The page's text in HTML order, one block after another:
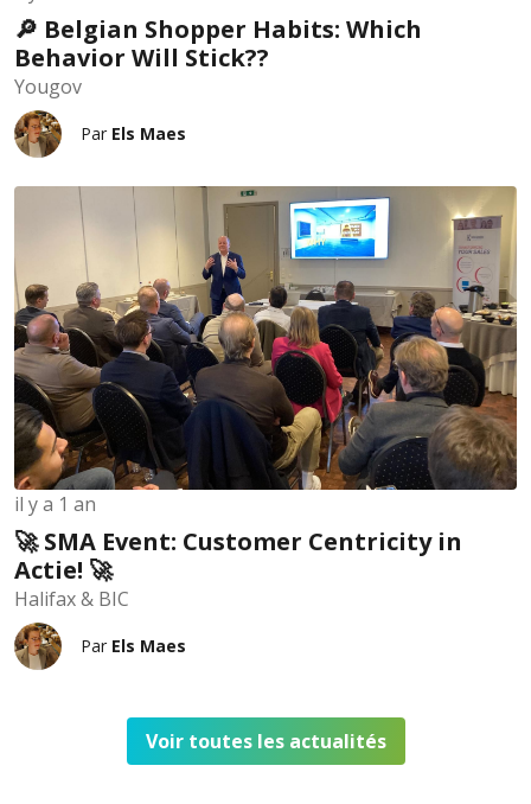
🔎 Belgian Shopper Habits: Which
Behavior Will Stick??
Yougov
Par Els Maes
il y a 1 an
🚀 SMA Event: Customer Centricity in
Actie! 🚀
Halifax & BIC
Par Els Maes
Voir toutes les actualités